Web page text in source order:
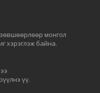
монгол
хэрэглэж байна.
үү.